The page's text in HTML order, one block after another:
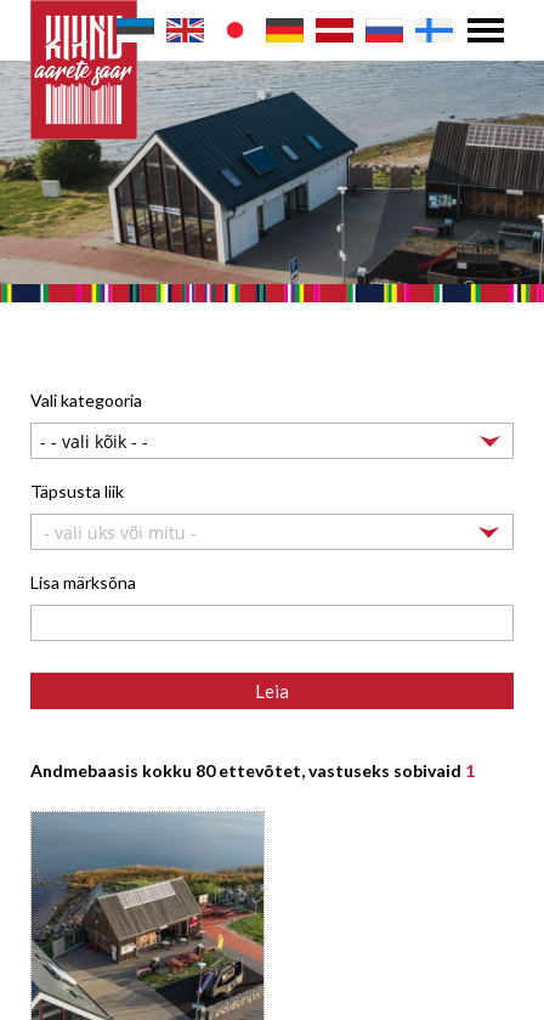
Vali kategooria
Täpsusta liik
- vali üks või mitu -
Lisa märksõna
Andmebaasis kokku 80 ettevõtet, vastuseks sobivaid 1